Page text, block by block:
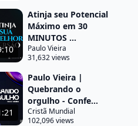
Atinja seu Potencial
Máximo em 30
MINUTOS ...
Paulo Vieira
31,632 views
Paulo Vieira |
Quebrando o
orgulho - Confe...
Cristã Mundial
102,096 views